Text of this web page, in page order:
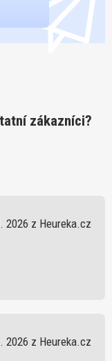
zákazníci?
2026 z Heureka.cz
2026 z Heureka.cz